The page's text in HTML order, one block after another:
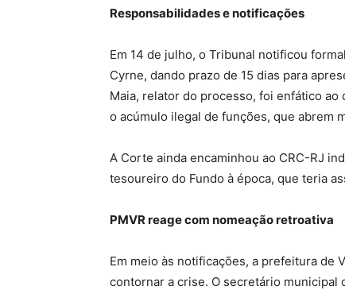
Responsabilidades e notificações
Em 14 de julho, o Tribunal notificou
Cyrne, dando prazo de 15 dias para
Maia, relator do processo, foi enfático
o acúmulo ilegal de funções, que abrem
A Corte ainda encaminhou ao CRC-RJ
tesoureiro do Fundo à época, que teria
PMVR reage com nomeação retroativa
Em meio às notificações, a prefeitura de
contornar a crise. O secretário municipal